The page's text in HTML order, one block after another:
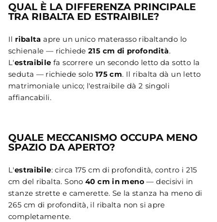
QUAL È LA DIFFERENZA PRINCIPALE
TRA RIBALTA ED ESTRAIBILE?
Il ribalta apre un unico materasso ribaltando lo
schienale — richiede215 cm di profondità.
L'estraibile fa scorrere un secondo letto da sotto la
seduta — richiede solo 175 cm. Il ribalta dà un letto
matrimoniale unico; l'estraibile dà 2 singoli
affiancabili.
QUALE MECCANISMO OCCUPA MENO
SPAZIO DA APERTO?
L'estraibile: circa 175 cm di profondità, contro i 215
cm del ribalta. Sono40 cm in meno — decisivi in
stanze strette e camerette. Se la stanza ha meno di
265 cm di profondità, il ribalta non si apre
completamente.